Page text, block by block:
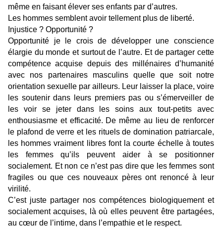
même en faisant élever ses enfants par d’autres.
Les hommes semblent avoir tellement plus de liberté.
Injustice ? Opportunité ?
Opportunité je le crois de développer une conscience
élargie du monde et surtout de l’autre. Et de partager cette
compétence acquise depuis des millénaires d’humanité
avec nos partenaires masculins quelle que soit notre
orientation sexuelle par ailleurs. Leur laisser la place, voire
les soutenir dans leurs premiers pas ou s’émerveiller de
les voir se jeter dans les soins aux tout-petits avec
enthousiasme et efficacité. De même au lieu de renforcer
le plafond de verre et les rituels de domination patriarcale,
les hommes vraiment libres font la courte échelle à toutes
les femmes qu’ils peuvent aider à se positionner
socialement. Et non ce n’est pas dire que les femmes sont
fragiles ou que ces nouveaux pères ont renoncé à leur
virilité.
C’est juste partager nos compétences biologiquement et
socialement acquises, là où elles peuvent être partagées,
au cœur de l’intime, dans l’empathie et le respect.